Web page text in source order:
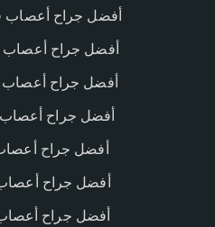
أفضل جراح أعصاب
أفضل جراح أعصاب
أفضل جراح أعصاب
أفضل جراح أعصاب
أفضل جراح
أفضل جراح أعصاب
أفضل جراح